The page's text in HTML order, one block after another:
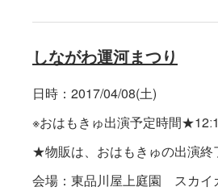
しながわ運河まつり
日時：2017/04/08(土)
※おはもきゅ出演予定時間
★物販は、おはもきゅの出演終
会場：東品川屋上庭園 スカイ